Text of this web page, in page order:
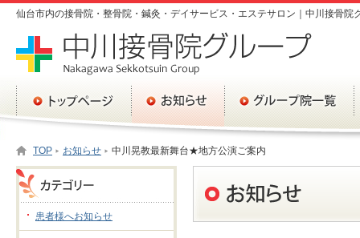
仙台市内の接骨院・整骨院・鍼灸・デイサービス・エステサロン｜中川接骨院
TOP お知らせ 中川晃教最新舞台★地方公演ご案内
患者様へお知らせ